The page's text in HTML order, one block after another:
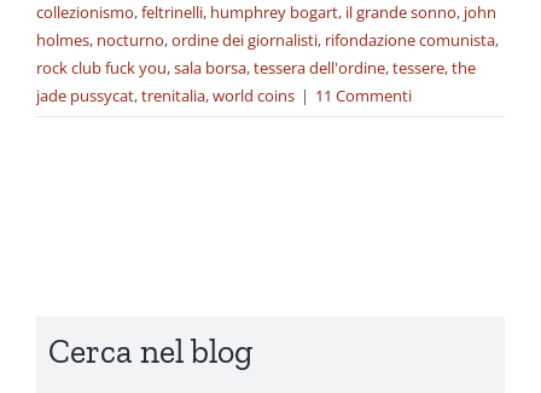
collezionismo,feltrinelli, humphrey bogart, il grande sonno, john
holmes, nocturno,ordine dei giornalisti, rifondazione comunista,
rock club fuck you,sala borsa,tessera dell'ordine,tessere,the
jade pussycat,trenitalia,world coins | 11 Commenti
Cerca nel blog